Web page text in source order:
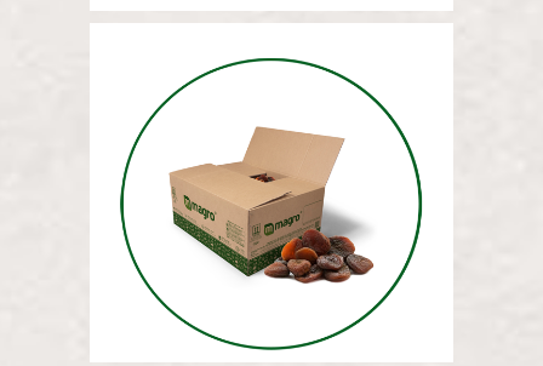
МАССА ВЯЛЕНЫХ
АБРИКОСОВ 12,5 КГ